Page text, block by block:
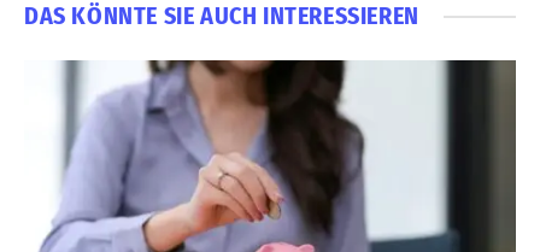
DAS KÖNNTE SIE AUCH INTERESSIEREN